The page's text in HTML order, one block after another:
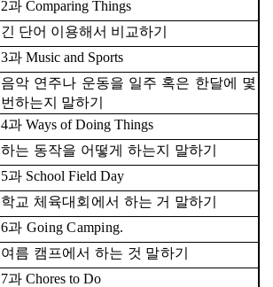
2과 Comparing Things
긴 단어 이용해서 비교하기
3과 Music and Sports
음악 연주나 운동을 일주 혹은 한달에 몇
번하는지 말하기
4과 Ways of Doing Things
하는 동작을 어떻게 하는지 말하기
5과 School Field Day
학교 체육대회에서 하는 거 말하기
6과 Going Camping.
여름 캠프에서 하는 것 말하기
7과 Chores to Do